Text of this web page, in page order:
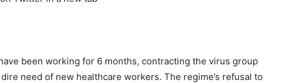
been working for 6 months, contracting the virus group
need of new healthcare workers. The regime’s refusal to